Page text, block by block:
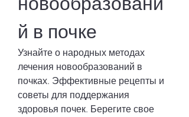
й в почке
Узнайте о народных методах
лечения новообразований в
почках. Эффективные рецепты и
советы для поддержания
здоровья почек. Берегите свое